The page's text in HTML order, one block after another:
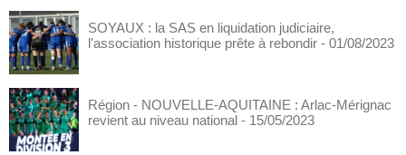
SOYAUX : la SAS en liquidation judiciaire,
l'association historique prête à rebondir - 01/08/2023
Région - NOUVELLE-AQUITAINE : Arlac-Mérignac
revient au niveau national - 15/05/2023